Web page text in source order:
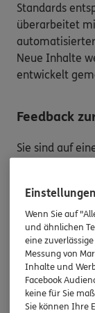
Standards
überarbeitet
Neue Inhalte
entwickelt
Feedback
Sie sind auf
So melden Sie
Bitte
eine
den Link
Schicken
Hinweis
Wenn Sie auf
und ähnlichen
eine
Messung von
Inhalte und
Facebook
keine für Sie
Sie können Ihre